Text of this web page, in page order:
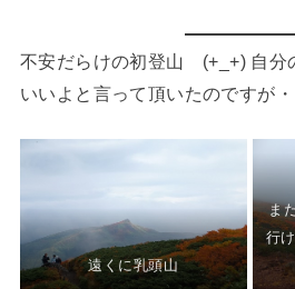
不安だらけの初登山 (+_+) 自分
いいよと言って頂いたのですが
遠くに乳頭山
ま
行